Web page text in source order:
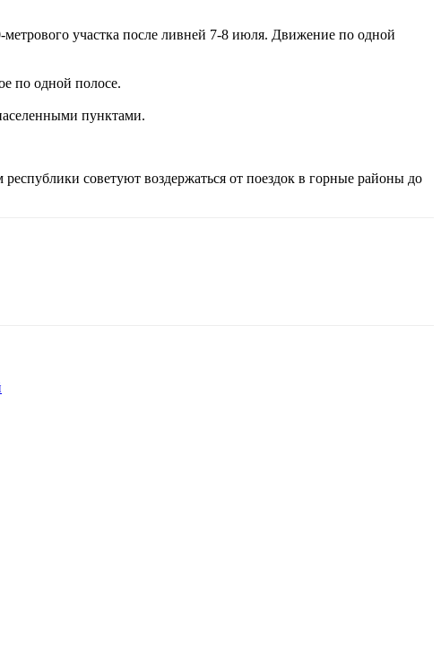
участка после ливней 7-8 июля. Движение по одной
по одной полосе.
пунктами.
советуют воздержаться от поездок в горные районы до